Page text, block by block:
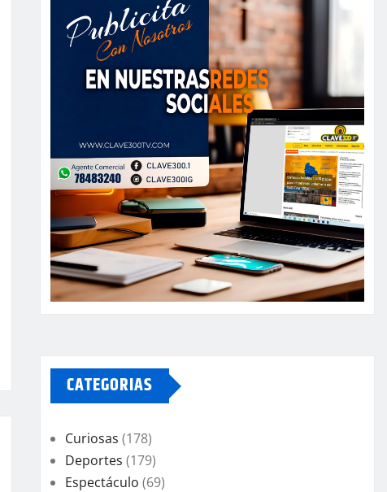
CATEGORIAS
Curiosas (178)
Deportes (179)
Espectáculo (69)